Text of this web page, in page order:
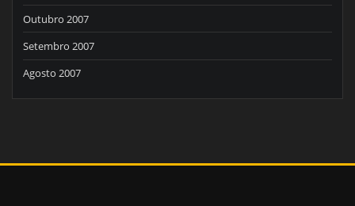
Outubro 2007
Setembro 2007
Agosto 2007